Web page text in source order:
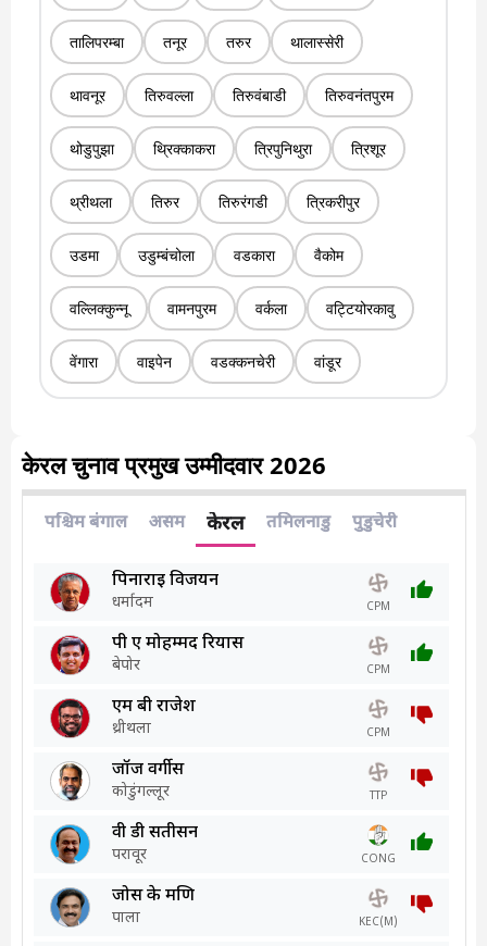
तालिपरम्बा तनूर तरुर थालास्सेरी
थावनूर तिरुवल्ला तिरुवंबाडी तिरुवनंतपुरम
थोडुपुझा थ्रिक्काकरा त्रिपुनिथुरा त्रिशूर
थ्रीथला तिरुर तिरुरंगडी त्रिकरीपुर
उडमा उडुम्बंचोला वडकारा वैकोम
वल्लिक्कुन्नू वामनपुरम वर्कला वट्टियोरकावु
वेंगारा वाइपेन वडक्कनचेरी वांडूर
केरल चुनाव प्रमुख उम्मीदवार 2026